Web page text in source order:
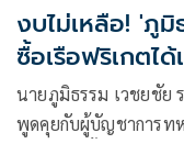
งบไม่เหลือ! 'ภูมิ
ซื้อเรือฟริเกตไ
นายภูมิธรรม เวชยชัย
พูดคุยกับผู้บัญชาการทห